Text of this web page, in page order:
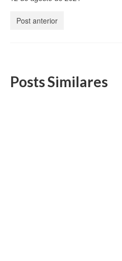
Post anterior
Posts Similares